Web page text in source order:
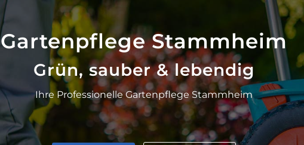
Gartenpflege Stammheim
Grün, sauber & lebendig
Ihre Professionelle Gartenpflege Stammheim